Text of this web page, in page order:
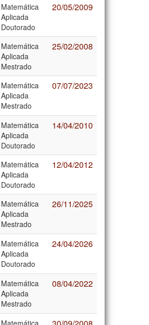
Matemática
Aplicada
Doutorado
20/05/2009
Matemática
Aplicada
Mestrado
25/02/2008
Matemática
Aplicada
Mestrado
07/07/2023
Matemática
Aplicada
Doutorado
14/04/2010
Matemática
Aplicada
Doutorado
12/04/2012
Matemática
Aplicada
Mestrado
26/11/2025
Matemática
Aplicada
Doutorado
24/04/2026
Matemática
Aplicada
Mestrado
08/04/2022
Matemática